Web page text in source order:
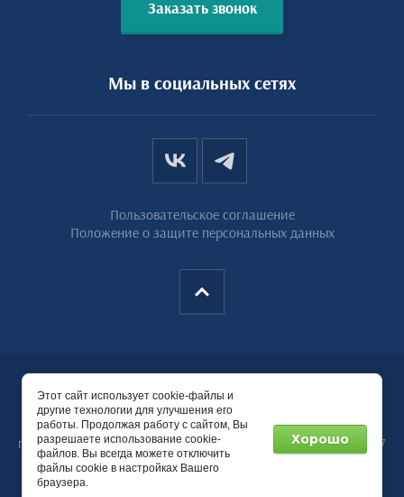
Заказать звонок
Мы в социальных сетях
Пользовательское соглашение
Положение о защите персональных данных
Copyright © 2020 - 2026
ООО «ОЗ РТИ-Подольск»
Информация, опубликованная на сайте не является
публичной офертой, определяемой положениями Статьи 437
ГК РФ
Этот сайт использует cookie-файлы и
другие технологии для улучшения его
работы. Продолжая работу с сайтом, Вы
разрешаете использование cookie-
файлов. Вы всегда можете отключить
файлы cookie в настройках Вашего
браузера.
Хорошо